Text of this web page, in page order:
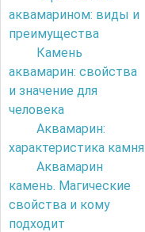
аквамарином: виды и
преимущества
Камень
аквамарин: свойства
и значение для
человека
Аквамарин:
характеристика камня
Аквамарин
камень. Магические
свойства и кому
подходит